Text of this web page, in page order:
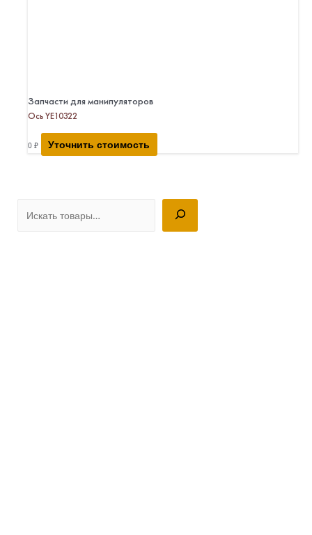
Запчасти для манипуляторов
Ось YE10322
0 ₽ Уточнить стоимость